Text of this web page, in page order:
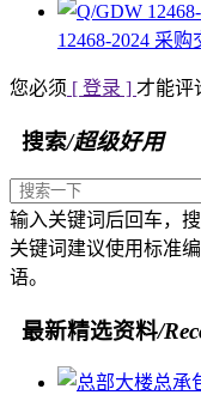
12468-2024 采
您必须 [ 登录 ] 才能评
搜索/超级好用
输入关键词后回车，
关键词建议使用标准
语。
最新精选资料/